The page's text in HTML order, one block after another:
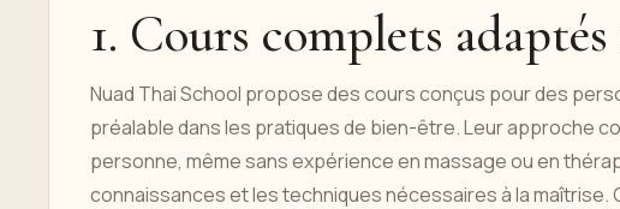
1. Cours complets
Nuad Thai School propose des cours conçus pour des
préalable dans les pratiques de bien-être. Leur approche
personne, même sans expérience en massage ou en
connaissances et les techniques nécessaires à la